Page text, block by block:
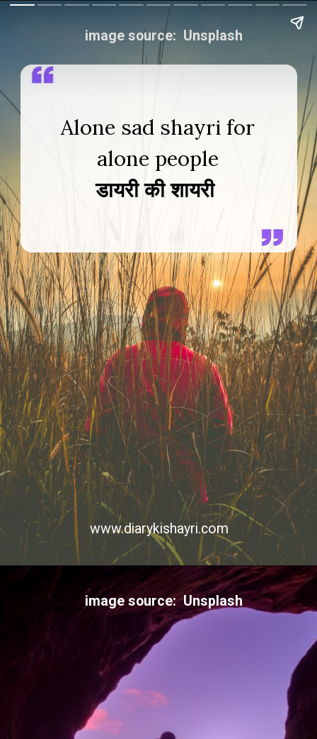
Alone sad shayri for
डायरी की शायरी
www.diarykishayri.com
image source: Unsplash
image source: Unsplash